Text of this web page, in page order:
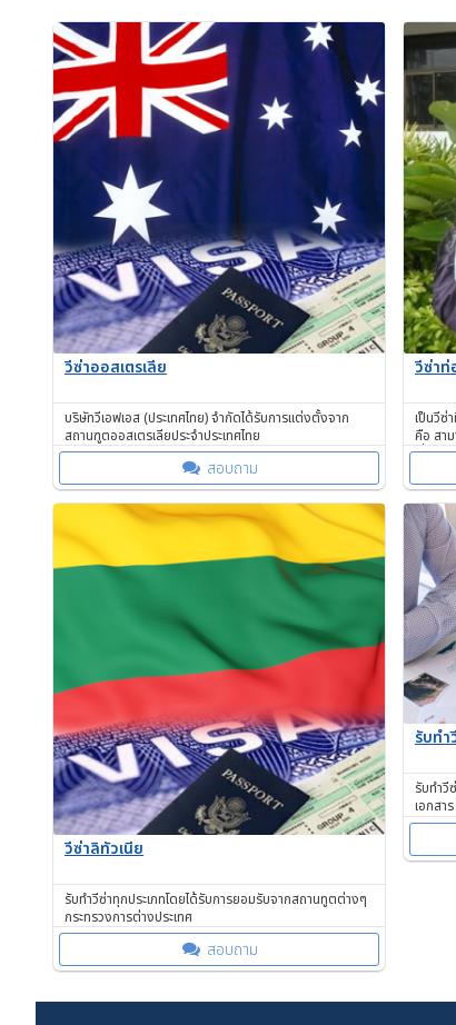
วีซ่าออสเตรเลีย
บริษัทวีเอฟเอส (ประเทศไทย) จำกัดได้รับการแต่งตั้งจาก
สถานฑูตออสเตรเลียประจำประเทศไทย
สอบถาม
วีซ่าท่
เป็นวีซ่
คือ สา
เงื่อนไ
วีซ่าลิทัวเนีย
รับทำวีซ่าทุกประเภทโดยได้รับการยอมรับจากสถานทูตต่างๆ
กระทรวงการต่างประเทศ
สอบถาม
รับทำ
รับทำวี
เอกสา